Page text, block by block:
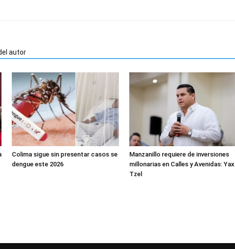
autor
Colima sigue sin presentar casos se
dengue este 2026
Manzanillo requiere de inversiones
millonarias en Calles y Avenidas: Yax
Tzel